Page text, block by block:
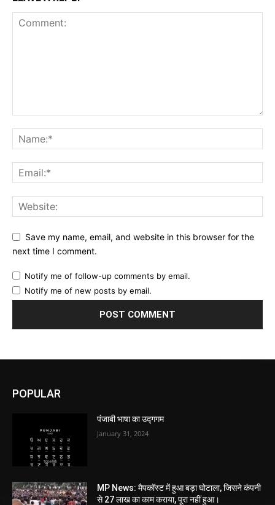
Save my name, email, and website in this browser for the
next time I comment.
Notify me of follow-up comments by email.
Notify me of new posts by email.
POPULAR
पंजाबी भाषा का उद्गगम
January 31, 2024
MP News: मैपकॉस्ट में हुआ बड़ा घोटाला, जिसने कंपनी
से 27 लाख का काम कराया, पूरा नहीं हुआ।